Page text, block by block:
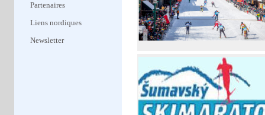
Partenaires
Liens nordiques
Newsletter